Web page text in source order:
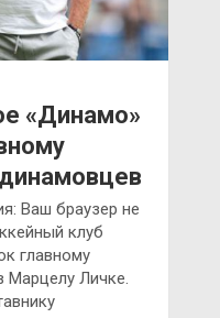
«Динамо»
Ваш браузер не
клуб
главному
Марцелу Личке.